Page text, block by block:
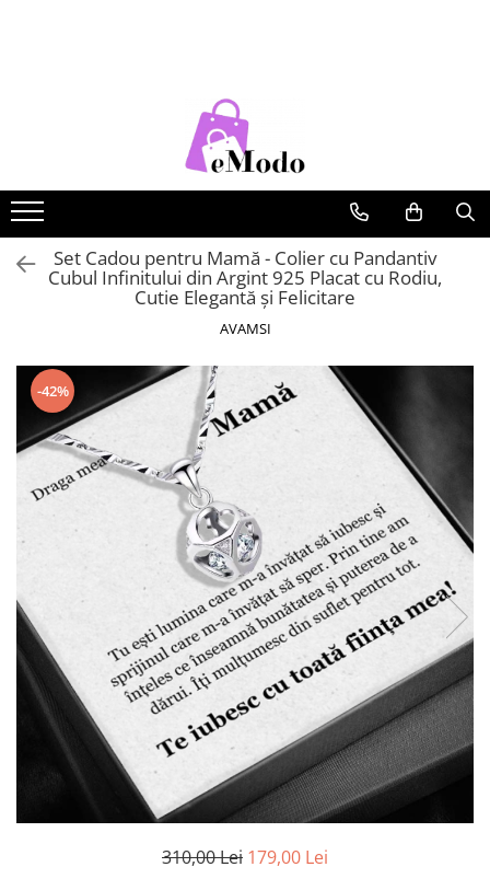
CADOU MAMĂ
CADOU FIICĂ
RUCSACURI DAMA
CURELE DAMA
OCHELARI DE SOARE DAMA
BRATARI DAMA
PORTOFELE BARBATI
RUCSACURI BARBATI
OCHELARI DE SOARE BARBATI
BRATARI BARBATI
Set Cadou pentru Mamă - Colier cu Pandantiv
Cubul Infinitului din Argint 925 Placat cu Rodiu,
Cutie Elegantă și Felicitare
AVAMSI
-42%
310,00 Lei 179,00 Lei